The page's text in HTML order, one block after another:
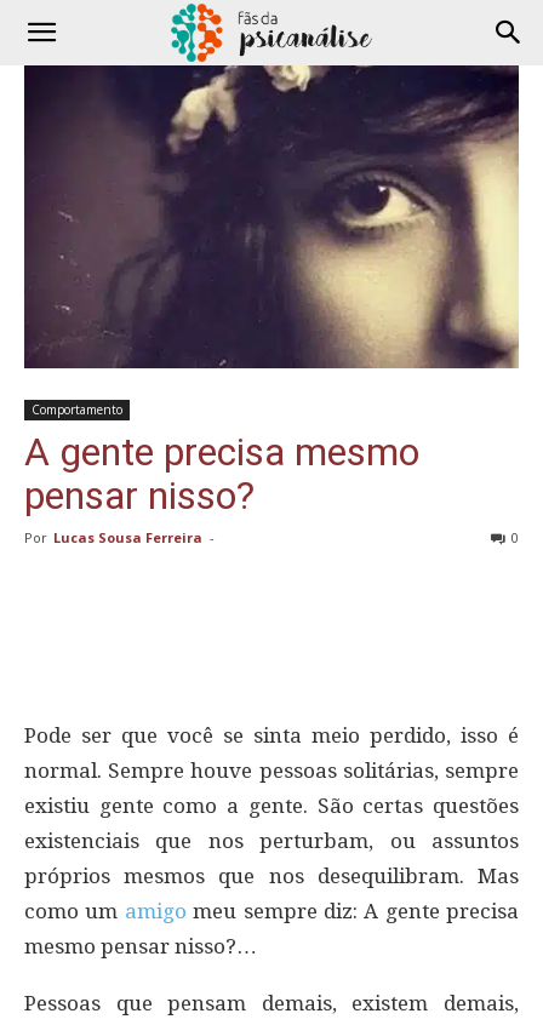
Comportamento
A gente precisa mesmo
pensar nisso?
Por Lucas Sousa Ferreira - 0
Pode ser que você se sinta meio perdido, isso é
normal. Sempre houve pessoas solitárias, sempre
existiu gente como a gente. São certas questões
existenciais que nos perturbam, ou assuntos
próprios mesmos que nos desequilibram. Mas
como um amigo meu sempre diz: A gente precisa
mesmo pensar nisso?…
Pessoas que pensam demais, existem demais,